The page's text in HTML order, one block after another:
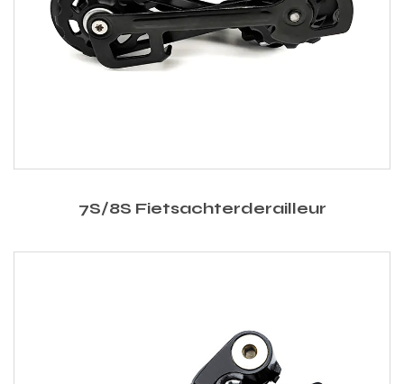
7S/8S Fietsachterderailleur